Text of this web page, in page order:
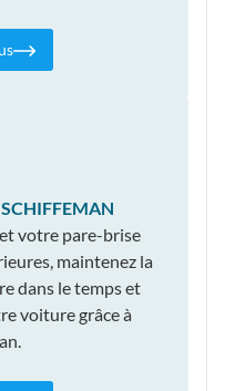
votre pare-brise
maintenez la
dans le temps et
voiture grâce à